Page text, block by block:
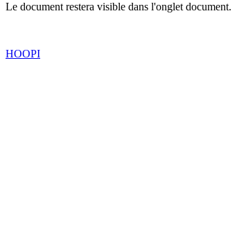
Le document restera visible dans l'onglet document.
HOOPI